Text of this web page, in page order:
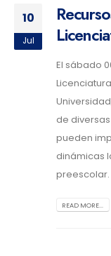
10
Jul
El sábado
de
pueden
dinámicas
preescolar.
READ MORE...